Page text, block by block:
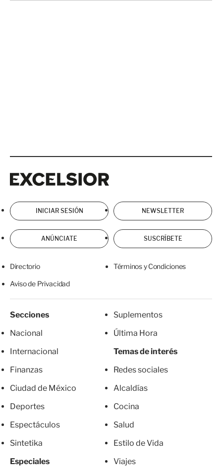
INICIAR SESIÓN NEWSLETTER
ANÚNCIATE SUSCRÍBETE
Directorio Términos y Condiciones
Aviso de Privacidad
Secciones
Nacional
Internacional
Finanzas
Ciudad de México
Deportes
Espectáculos
Sintetika
Especiales
Suplementos
Última Hora
Temas de interés
Redes sociales
Alcaldías
Cocina
Salud
Estilo de Vida
Viajes